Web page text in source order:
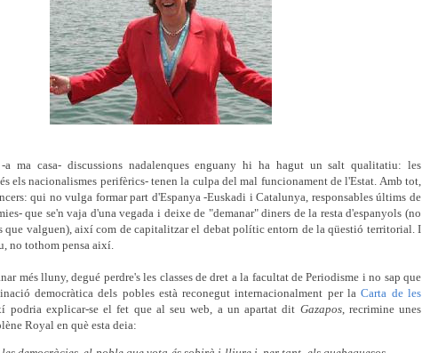
ma casa- discussions nadalenques enguany hi ha hagut un salt qualitatiu: les
els nacionalismes perifèrics- tenen la culpa del mal funcionament de l'Estat. Amb tot,
qui no vulga formar part d'Espanya -Euskadi i Catalunya, responsables últims de
que se'n vaja d'una vegada i deixe de "demanar" diners de la resta d'espanyols (no
que valguen), així com de capitalitzar el debat polític entorn de la qüestió territorial. I
no tothom pensa així.
més lluny, degué perdre's les classes de dret a la facultat de Periodisme i no sap que
democràtica dels pobles està reconegut internacionalment per laCarta de les
podria explicar-se el fet que al seu web, a un apartat dit Gazapos, recrimine unes
Royal en què esta deia: